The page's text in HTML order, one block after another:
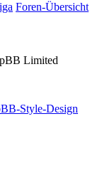
Foren-Übersicht
Limited
Style-Design